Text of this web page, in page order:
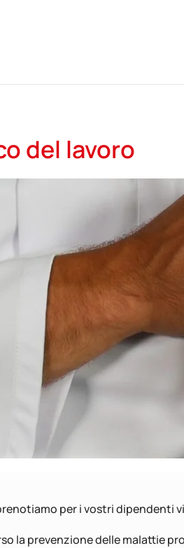
del lavoro
per i vostri dipendenti
la prevenzione delle malattie